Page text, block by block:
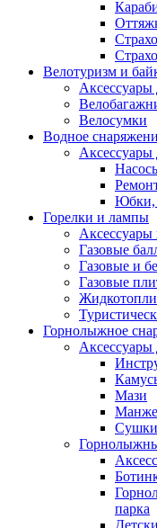
Велотуризм и
Аксессуары
Велосумки
Водное
Аксессуары
Юбки,
Горелки и лампы
Аксессуары
Газовые
Газовые и
Газовые
Горнолыжное
Мази
Сушки
парка